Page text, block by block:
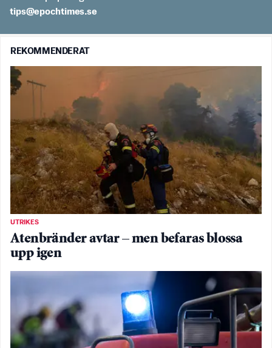
es.semithcope@spit
REKOMMENDERAT
UTRIKES
Atenbränder avtar – men befaras blossa
upp igen